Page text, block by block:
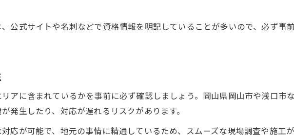
公式サイトや名刺などで資格情報を明記していることが多いので、必ず事
アに含まれているかを事前に必ず確認しましょう。岡山県岡山市や浅口市
発生したり、対応が遅れるリスクがあります。
応が可能で、地元の事情に精通しているため、スムーズな現場調査や施工